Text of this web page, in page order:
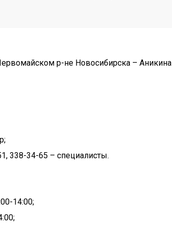
р-не Новосибирска – Аникина
338-34-65 – специалисты.
14:00;